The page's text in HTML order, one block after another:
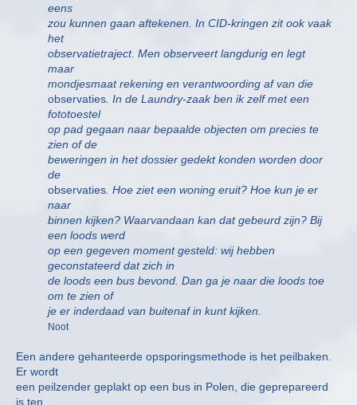
eens
zou kunnen gaan aftekenen. In CID-kringen zit ook vaak
het
observatietraject. Men observeert langdurig en legt
maar
mondjesmaat rekening en verantwoording af van die
observaties . In de Laundry-zaak ben ik zelf met een
fototoestel
op pad gegaan naar bepaalde objecten om precies te
zien of de
beweringen in het dossier gedekt konden worden door
de
observaties . Hoe ziet een woning eruit? Hoe kun je er
naar
binnen kijken? Waarvandaan kan dat gebeurd zijn? Bij
een loods werd
op een gegeven moment gesteld: wij hebben
geconstateerd dat zich in
de loods een bus bevond. Dan ga je naar die loods toe
om te zien of
je er inderdaad van buitenaf in kunt kijken.
Noot
Een andere gehanteerde opsporingsmethode is het peilbaken.
Er wordt
een peilzender geplakt op een bus in Polen, die geprepareerd
is ten